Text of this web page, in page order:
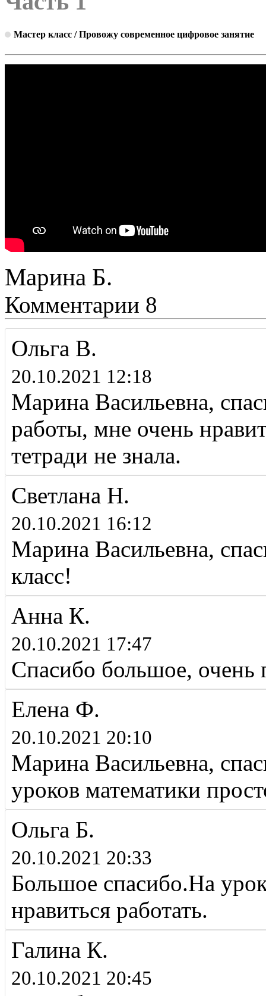
Мастер класс / Провожу современное цифровое занятие
Марина Б.
Комментарии 8
Ольга В.
20.10.2021 12:18
Марина Васильевна,
работы, мне очень
тетради не знала.
Светлана Н.
20.10.2021 16:12
Марина Васильевна,
класс!
Анна К.
20.10.2021 17:47
Спасибо большое, очень
Елена Ф.
20.10.2021 20:10
Марина Васильевна,
уроков математики
Ольга Б.
20.10.2021 20:33
Большое спасибо.На
нравиться работать.
Галина К.
20.10.2021 20:45